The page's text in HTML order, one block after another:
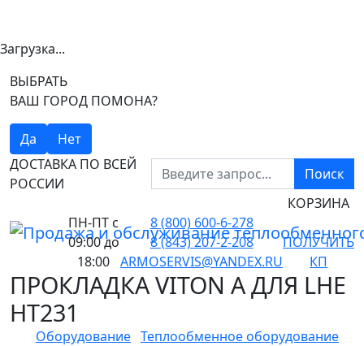
Загрузка...
ВЫБРАТЬ
ВАШ ГОРОД ПОМОНА?
Да
Нет
ДОСТАВКА ПО ВСЕЙ
РОССИИ
Поиск
ПН-ПТ с
09:00 до
18:00
8 (800) 600-6-278
8 (843) 207-2-208
ARMOSERVIS@YANDEX.RU
КОРЗИНА
ПОЛУЧИТЬ
КП
ПРОКЛАДКА VITON A ДЛЯ LHE
HT231
Оборудование Теплообменное оборудование